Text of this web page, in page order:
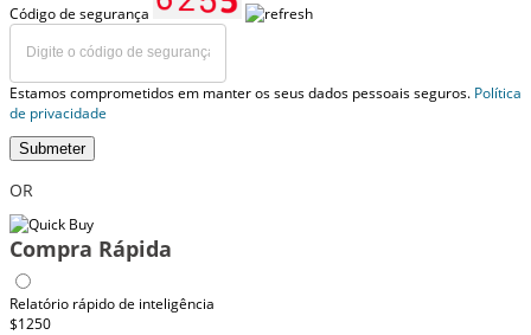
Código de segurança
Estamos comprometidos em manter os seus dados pessoais seguros. Política
de privacidade
Submeter
OR
Compra Rápida
Relatório rápido de inteligência
$1250